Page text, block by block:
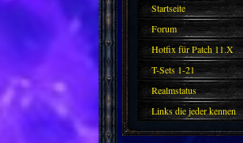
Startseite
Forum
Hotfix für Patch 11.X
T-Sets 1-21
Realmstatus
Links die jeder kennen
sollte?! Oder nicht?